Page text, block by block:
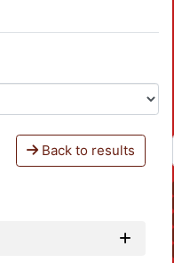
Back to results